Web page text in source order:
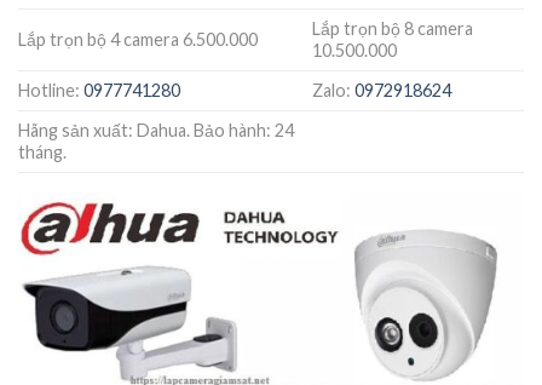
Lắp trọn bộ 4 camera 6.500.000
Lắp trọn bộ 8 camera
10.500.000
Hotline: 0977741280 Zalo:0972918624
Hãng sản xuất: Dahua. Bảo hành: 24
tháng.